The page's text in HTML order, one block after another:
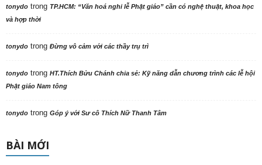
tonydo trong TP.HCM: “Văn hoá nghi lễ Phật giáo” cần có nghệ thuật, khoa học
và hợp thời
tonydo trong Đừng vô cảm với các thầy trụ trì
tonydo trong HT.Thích Bửu Chánh chia sẻ: Kỹ năng dẫn chương trình các lễ hội
Phật giáo Nam tông
tonydo trong Góp ý với Sư cô Thích Nữ Thanh Tâm
BÀI MỚI